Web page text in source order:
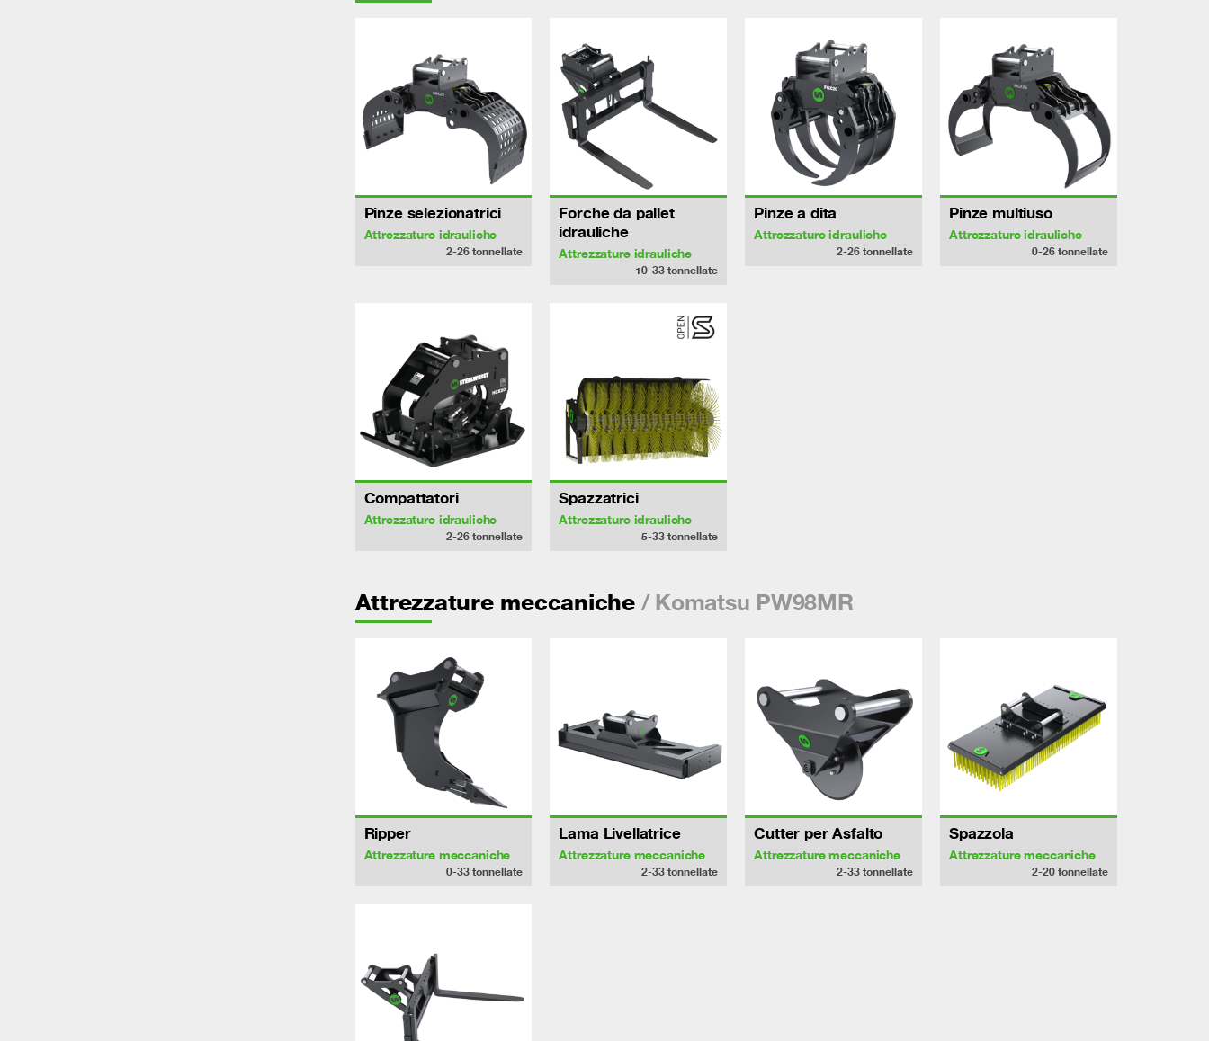
Pinze selezionatrici
Attrezzature idrauliche
2-26tonnellate
Forche da pallet
idrauliche
Attrezzature idrauliche
10-33tonnellate
Pinze a dita
Attrezzature idrauliche
2-26tonnellate
Pinze multiuso
Attrezzature idrauliche
0-26 tonnellate
Compattatori
Attrezzature idrauliche
2-26tonnellate
Spazzatrici
Attrezzature idrauliche
5-33tonnellate
Attrezzature meccaniche/ Komatsu PW98MR
Ripper
Attrezzature meccaniche
0-33tonnellate
Lama Livellatrice
Attrezzature meccaniche
2-33tonnellate
Cutter per Asfalto
Attrezzature meccaniche
2-33tonnellate
Spazzola
Attrezzature meccaniche
2-20 tonnellate